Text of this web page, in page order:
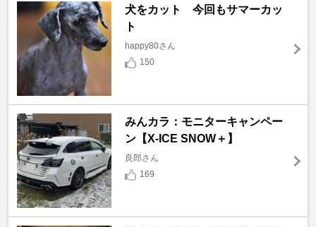
犬をカット 今回もサマーカッ
ト
happy80さん
150
みんカラ：モニターキャンペー
ン【X-ICE SNOW＋】
良郎さん
169